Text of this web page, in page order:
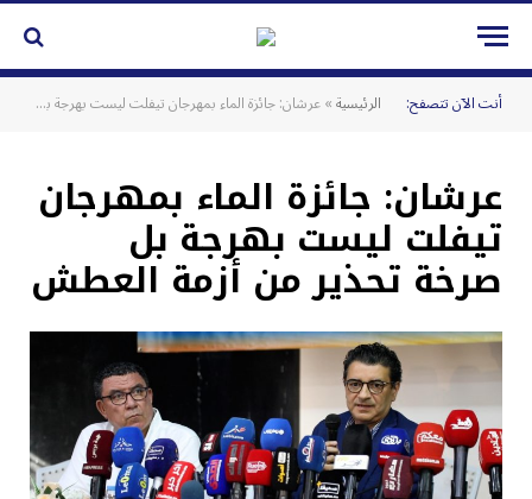
أنت الآن تتصفح: الرئيسية»عرشان: جائزة الماء بمهرجان تيفلت ليست بهرجة بل صرخة تحذير من أزمة العطش
عرشان: جائزة الماء بمهرجان
تيفلت ليست بهرجة بل
صرخة تحذير من أزمة العطش